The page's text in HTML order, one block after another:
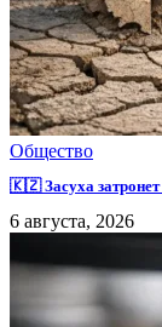
Общество
🇰🇿 Засуха затронет
6 августа, 2026